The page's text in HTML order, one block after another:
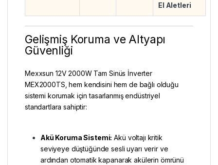
El Aletleri
Gelişmiş Koruma ve Altyapı
Güvenliği
Mexxsun 12V 2000W Tam Sinüs İnverter
MEX2000TS, hem kendisini hem de bağlı olduğu
sistemi korumak için tasarlanmış endüstriyel
standartlara sahiptir:
Akü Koruma Sistemi: Akü voltajı kritik
seviyeye düştüğünde sesli uyarı verir ve
ardından otomatik kapanarak akülerin ömrünü